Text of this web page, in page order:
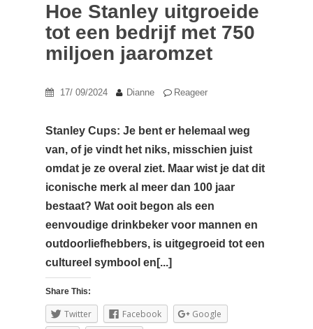
Hoe Stanley uitgroeide
tot een bedrijf met 750
miljoen jaaromzet
17/ 09/2024 Dianne Reageer
Stanley Cups: Je bent er helemaal weg
van, of je vindt het niks, misschien juist
omdat je ze overal ziet. Maar wist je dat dit
iconische merk al meer dan 100 jaar
bestaat? Wat ooit begon als een
eenvoudige drinkbeker voor mannen en
outdoorliefhebbers, is uitgegroeid tot een
cultureel symbool en[...]
Share This:
Twitter Facebook
Google